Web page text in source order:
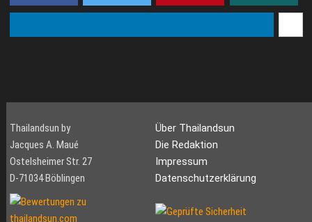
Thailandsun by
Jacques A. Maué
Ostelsheimer Str. 27
D-71034 Böblingen
Über Thailandsun
Die Redaktion
Impressum
Datenschutzerklärung